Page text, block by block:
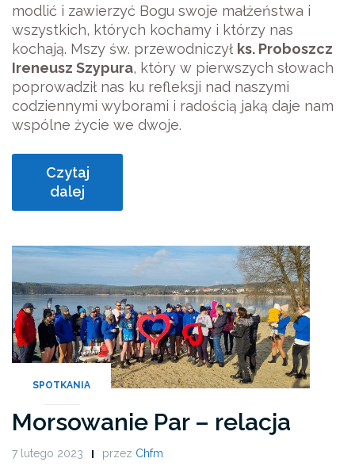
modlić i zawierzyć Bogu swoje małżeństwa i
wszystkich, których kochamy i którzy nas
kochają. Mszy św. przewodniczył ks. Proboszcz
Ireneusz Szypura, który w pierwszych słowach
poprowadził nas ku refleksji nad naszymi
codziennymi wyborami i radością jaką daje nam
wspólne życie we dwoje.
Czytaj
dalej
SPOTKANIA
Morsowanie Par – relacja
7 lutego 2023 przez Chfm